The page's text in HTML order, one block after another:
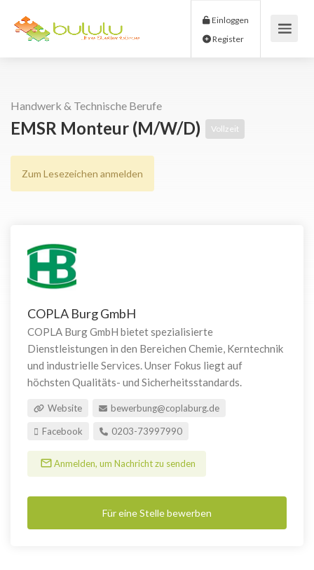
Einloggen
Handwerk & Technische Berufe
EMSR Monteur (m/w/d) Vollzeit
Zum Lesezeichen anmelden
COPLA Burg GmbH
COPLA Burg GmbH bietet spezialisierte
Dienstleistungen in den Bereichen Chemie, Kerntechnik
und industrielle Services. Unser Fokus liegt auf
höchsten Qualitäts- und Sicherheitsstandards.
Website bewerbung@coplaburg.de
Facebook 0203-73997990
Anmelden, um Nachricht zu senden
Für eine Stelle bewerben